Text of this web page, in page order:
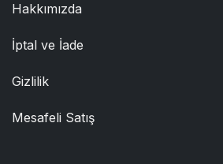
Hakkımızda
İptal ve İade
Gizlilik
Mesafeli Satış